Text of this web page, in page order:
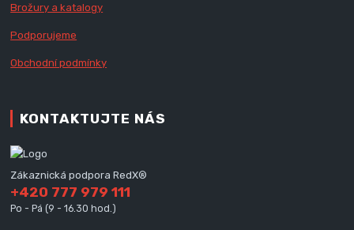
Brožury a katalogy
Podporujeme
Obchodní podmínky
KONTAKTUJTE NÁS
Zákaznická podpora RedX®
+420 777 979 111
Po - Pá (9 - 16.30 hod.)